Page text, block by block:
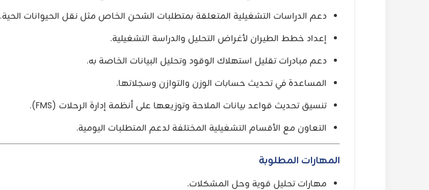
دعم الدراسات التشغيلية المتعلقة بمتطلبات الشحن الخاص مثل نقل الحيوانات الحية.
إعداد خطط الطيران لأغراض التحليل والدراسة التشغيلية.
دعم مبادرات تقليل استهلاك الوقود وتحليل البيانات الخاصة به.
المساعدة في تحديث حسابات الوزن والتوازن وسجلاتها.
تنسيق تحديث قواعد بيانات الملاحة وتوزيعها على أنظمة إدارة الرحلات (FMS).
التعاون مع الأقسام التشغيلية المختلفة لدعم المتطلبات اليومية.
المهارات المطلوبة
مهارات تحليل قوية وحل المشكلات.